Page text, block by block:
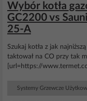
Wybór kotła
GC2200 vs
25-A
Szukaj kotła z jak
taktował na CO przy tak
[url=https://
Systemy Grzewcze